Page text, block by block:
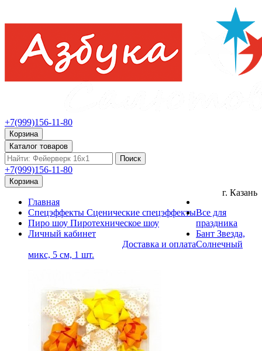
+7(999)156-11-80
Корзина
Каталог товаров
Поиск
+7(999)156-11-80
Корзина
Главная
Спецэффекты Сценические спецэффекты
Пиро шоу Пиротехническое шоу
Личный кабинет
Доставка и оплата
г. Казань
Все для
праздника
Бант Звезда,
Солнечный
микс, 5 см, 1 шт.